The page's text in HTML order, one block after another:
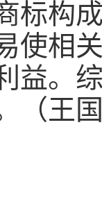
标构
使相
益。
（王